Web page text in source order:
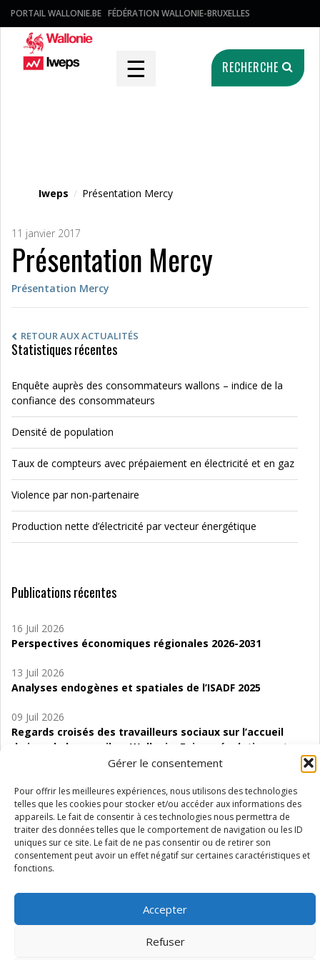
Gérer le consentement
Pour offrir les meilleures expériences, nous utilisons des technologies
telles que les cookies pour stocker et/ou accéder aux informations des
appareils. Le fait de consentir à ces technologies nous permettra de
traiter des données telles que le comportement de navigation ou les ID
uniques sur ce site. Le fait de ne pas consentir ou de retirer son
consentement peut avoir un effet négatif sur certaines caractéristiques et
fonctions.
Accepter
Refuser
PORTAIL WALLONIE.BE FÉDÉRATION WALLONIE-BRUXELLES
☰ RECHERCHE
Iweps / Présentation Mercy
11 janvier 2017
Présentation Mercy
Présentation Mercy
RETOUR AUX ACTUALITÉS
Statistiques récentes
Enquête auprès des consommateurs wallons – indice de la
confiance des consommateurs
Densité de population
Taux de compteurs avec prépaiement en électricité et en gaz
Violence par non-partenaire
Production nette d’électricité par vecteur énergétique
Publications récentes
16 Juil 2026
Perspectives économiques régionales 2026-2031
13 Juil 2026
Analyses endogènes et spatiales de l’ISADF 2025
09 Juil 2026
Regards croisés des travailleurs sociaux sur l’accueil
de jour de bas seuil en Wallonie. Enjeux, évolutions et
06 Juil 2026
Étude d’évaluabilité des Structures
d’accompagnement à l’autocréation d’emploi (SAACE)
01 Juil 2026
Pénurie du personnel infirmier :quels indicateurs
Wallonie ?